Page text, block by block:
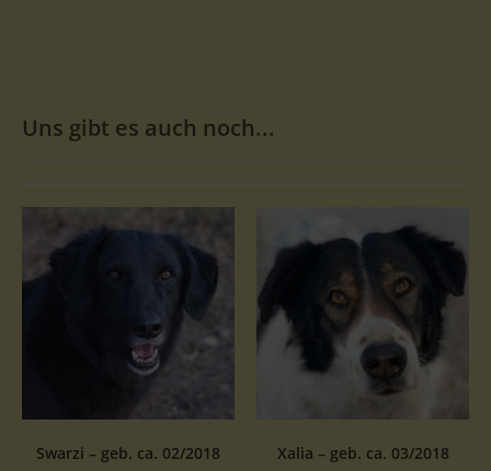
Uns gibt es auch noch...
Swarzi – geb. ca. 02/2018 Xalia – geb. ca. 03/2018